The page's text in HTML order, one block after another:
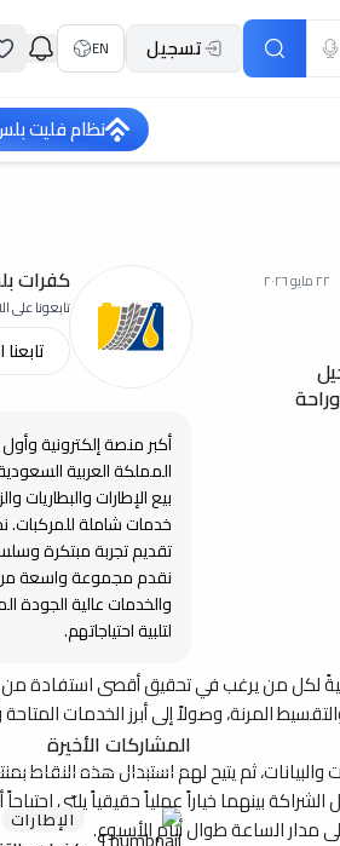
تسجيل EN
نظام فليت
٢٢ مايو ٢٠٢٦
وراحة
لكل من يرغب في تحقيق أقصى استفادة من
المرنة، وصولاً إلى أبرز الخدمات المتاحة
بينهما خياراً عملياً حقيقياً يلبّي
الساعة طوال أيام الأسبوع.
كفرات
تابعونا على
تابعنا
أكبر منصة إلكترونية
المملكة العربية
بيع الإطارات والبطاريات
خدمات شاملة للمركبات.
تقديم تجربة مبتكرة
نقدم مجموعة واسعة من
والخدمات عالية
لتلبية احتياجاتهم.
المشاركات الأخيرة
الإطارات